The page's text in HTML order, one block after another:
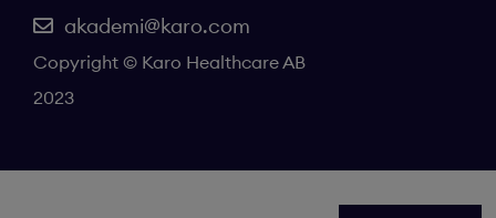
akademi@karo.com
Copyright © Karo Healthcare AB
2023